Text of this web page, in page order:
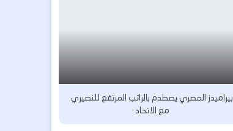
بيراميدز المصري يصطدم بالراتب المرتفع للنصيري
مع الاتحاد